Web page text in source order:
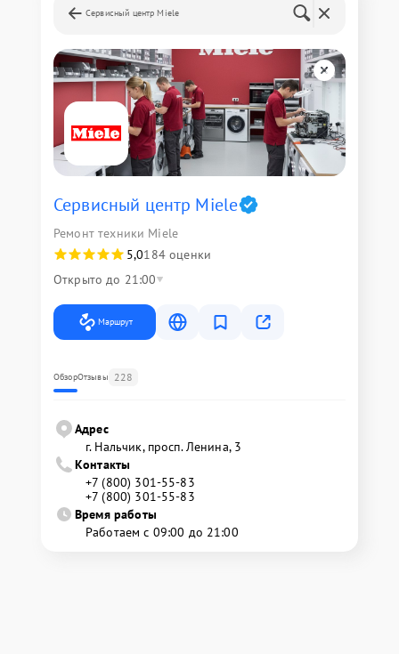
Сервисный центр Miele
Сервисный центр Miele
Ремонт техники Miele
5,0184 оценки
Открыто до 21:00
Маршрут
ОбзорОтзывы 228
Адрес
г. Нальчик, просп. Ленина, 3
Контакты
+7 (800) 301-55-83
+7 (800) 301-55-83
Время работы
Работаем с 09:00 до 21:00